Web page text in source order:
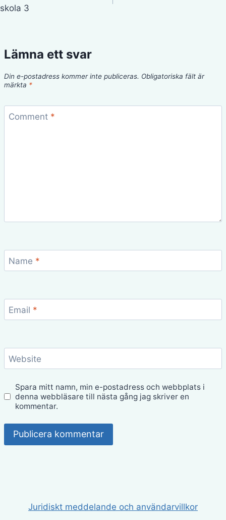
skola 3
Lämna ett svar
Din e-postadress kommer inte publiceras. Obligatoriska fält är
märkta *
Comment *
Name *
Email *
Website
Spara mitt namn, min e-postadress och webbplats i
denna webbläsare till nästa gång jag skriver en
kommentar.
Juridiskt meddelande och användarvillkor